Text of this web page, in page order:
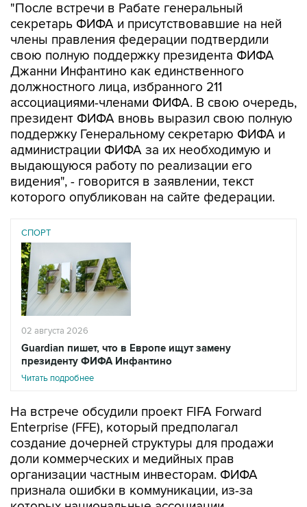
"После встречи в Рабате генеральный
секретарь ФИФА и присутствовавшие на ней
члены правления федерации подтвердили
свою полную поддержку президента ФИФА
Джанни Инфантино как единственного
должностного лица, избранного 211
ассоциациями-членами ФИФА. В свою очередь,
президент ФИФА вновь выразил свою полную
поддержку Генеральному секретарю ФИФА и
администрации ФИФА за их необходимую и
выдающуюся работу по реализации его
видения", - говорится в заявлении, текст
которого опубликован на сайте федерации.
СПОРТ
02 августа 2026
Guardian пишет, что в Европе ищут замену
президенту ФИФА Инфантино
Читать подробнее
На встрече обсудили проект FIFA Forward
Enterprise (FFE), который предполагал
создание дочерней структуры для продажи
доли коммерческих и медийных прав
организации частным инвесторам. ФИФА
признала ошибки в коммуникации, из-за